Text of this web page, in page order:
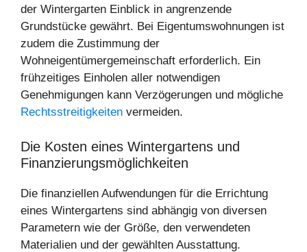
der Wintergarten Einblick in angrenzende
Grundstücke gewährt. Bei Eigentumswohnungen ist
zudem die Zustimmung der
Wohneigentümergemeinschaft erforderlich. Ein
frühzeitiges Einholen aller notwendigen
Genehmigungen kann Verzögerungen und mögliche
Rechtsstreitigkeiten vermeiden.
Die Kosten eines Wintergartens und
Finanzierungsmöglichkeiten
Die finanziellen Aufwendungen für die Errichtung
eines Wintergartens sind abhängig von diversen
Parametern wie der Größe, den verwendeten
Materialien und der gewählten Ausstattung.